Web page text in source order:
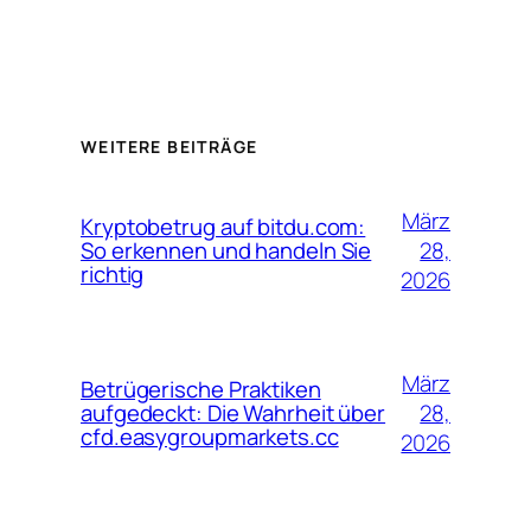
WEITERE BEITRÄGE
Kryptobetrug auf bitdu.com:
So erkennen und handeln Sie
richtig
März
28,
2026
Betrügerische Praktiken
aufgedeckt: Die Wahrheit über
cfd.easygroupmarkets.cc
März
28,
2026